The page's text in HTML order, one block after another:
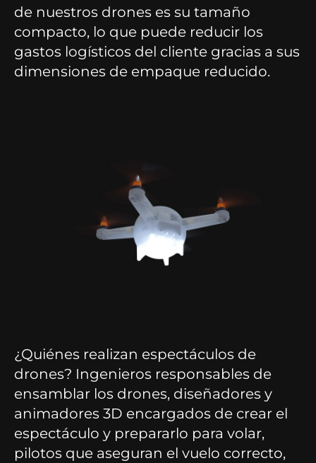
de nuestros drones es su tamaño
compacto, lo que puede reducir los
gastos logísticos del cliente gracias a sus
dimensiones de empaque reducido.
¿Quiénes realizan espectáculos de
drones? Ingenieros responsables de
ensamblar los drones, diseñadores y
animadores 3D encargados de crear el
espectáculo y prepararlo para volar,
pilotos que aseguran el vuelo correcto,